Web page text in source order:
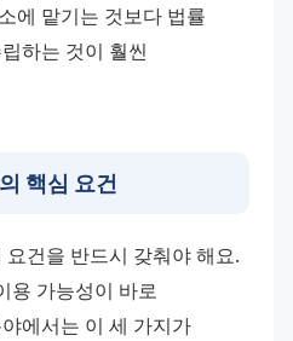
에 맡기는 것보다 법률
하는 것이 훨씬
핵심 요건
건을 반드시 갖춰야 해요.
용 가능성이 바로
에서는 이 세 가지가